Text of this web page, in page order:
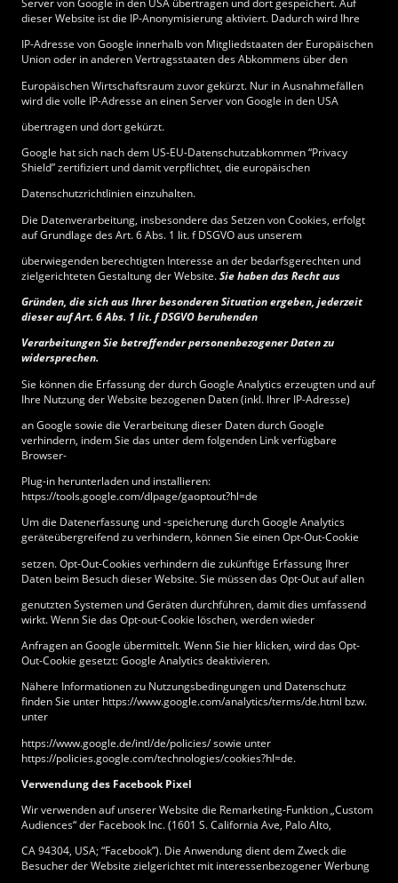
Server von Google in den USA übertragen und dort gespeichert. Auf
dieser Website ist die IP-Anonymisierung aktiviert. Dadurch wird Ihre
IP-Adresse von Google innerhalb von Mitgliedstaaten der Europäischen
Union oder in anderen Vertragsstaaten des Abkommens über den
Europäischen Wirtschaftsraum zuvor gekürzt. Nur in Ausnahmefällen
wird die volle IP-Adresse an einen Server von Google in den USA
übertragen und dort gekürzt.
Google hat sich nach dem US-EU-Datenschutzabkommen “Privacy
Shield” zertifiziert und damit verpflichtet, die europäischen
Datenschutzrichtlinien einzuhalten.
Die Datenverarbeitung, insbesondere das Setzen von Cookies, erfolgt
auf Grundlage des Art. 6 Abs. 1 lit. f DSGVO aus unserem
überwiegenden berechtigten Interesse an der bedarfsgerechten und
zielgerichteten Gestaltung der Website.Sie haben das Recht aus
Gründen, die sich aus Ihrer besonderen Situation ergeben, jederzeit
dieser auf Art. 6 Abs. 1 lit. f DSGVO beruhenden
Verarbeitungen Sie betreffender personenbezogener Daten zu
widersprechen.
Sie können die Erfassung der durch Google Analytics erzeugten und auf
Ihre Nutzung der Website bezogenen Daten (inkl. Ihrer IP-Adresse)
an Google sowie die Verarbeitung dieser Daten durch Google
verhindern, indem Sie das unter dem folgenden Link verfügbare
Browser-
Plug-in herunterladen und installieren:
https://tools.google.com/dlpage/gaoptout?hl=de
Um die Datenerfassung und -speicherung durch Google Analytics
geräteübergreifend zu verhindern, können Sie einen Opt-Out-Cookie
setzen. Opt-Out-Cookies verhindern die zukünftige Erfassung Ihrer
Daten beim Besuch dieser Website. Sie müssen das Opt-Out auf allen
genutzten Systemen und Geräten durchführen, damit dies umfassend
wirkt. Wenn Sie das Opt-out-Cookie löschen, werden wieder
Anfragen an Google übermittelt. Wenn Sie hier klicken, wird das Opt-
Out-Cookie gesetzt: Google Analytics deaktivieren.
Nähere Informationen zu Nutzungsbedingungen und Datenschutz
finden Sie unter https://www.google.com/analytics/terms/de.html bzw.
unter
https://www.google.de/intl/de/policies/ sowie unter
https://policies.google.com/technologies/cookies?hl=de.
Verwendung des Facebook Pixel
Wir verwenden auf unserer Website die Remarketing-Funktion „Custom
Audiences“ der Facebook Inc. (1601 S. California Ave, Palo Alto,
CA 94304, USA; “Facebook”). Die Anwendung dient dem Zweck die
Besucher der Website zielgerichtet mit interessenbezogener Werbung